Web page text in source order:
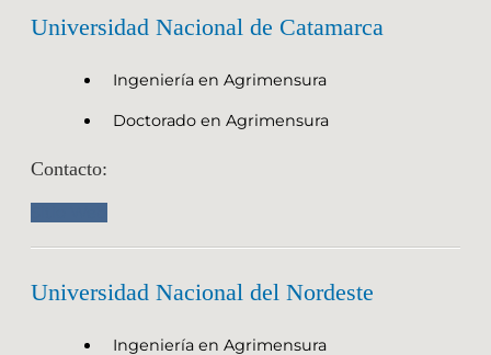
Universidad Nacional de Catamarca
Ingeniería en Agrimensura
Doctorado en Agrimensura
Contacto:
Universidad Nacional del Nordeste
Ingeniería en Agrimensura